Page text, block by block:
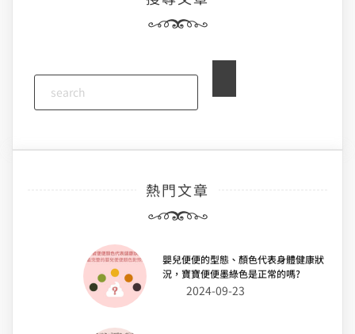
熱門文章
嬰兒便便的型態、顏色代表身體健康狀
況，寶寶便便墨綠色是正常的嗎?
2024-09-23